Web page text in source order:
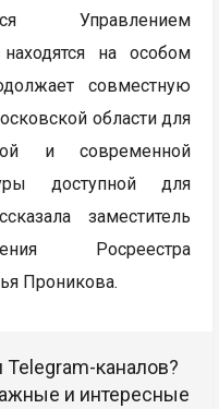
Управлением
на особом
совместную
области для
и современной
доступной для
заместитель
Росреестра
Проникова.
каналов?
и интересные